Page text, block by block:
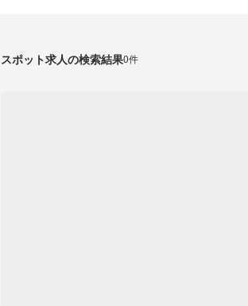
スポット求人の検索結果0件